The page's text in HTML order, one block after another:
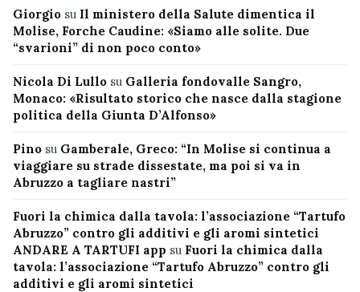
Giorgio su Il ministero della Salute dimentica il
Molise, Forche Caudine: «Siamo alle solite. Due
“svarioni” di non poco conto»
Nicola Di Lullo su Galleria fondovalle Sangro,
Monaco: «Risultato storico che nasce dalla stagione
politica della Giunta D’Alfonso»
Pino su Gamberale, Greco: “In Molise si continua a
viaggiare su strade dissestate, ma poi si va in
Abruzzo a tagliare nastri”
Fuori la chimica dalla tavola: l’associazione “Tartufo
Abruzzo” contro gli additivi e gli aromi sintetici
ANDARE A TARTUFI app su Fuori la chimica dalla
tavola: l’associazione “Tartufo Abruzzo” contro gli
additivi e gli aromi sintetici